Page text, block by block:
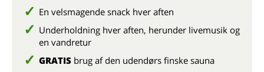
En velsmagende snack hver aften
Underholdning hver aften, herunder livemusik og
en vandretur
GRATIS brug af den udendørs finske sauna